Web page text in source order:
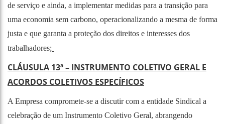
de serviço e ainda, a implementar medidas para a transição para
uma economia sem carbono, operacionalizando a mesma de forma
justa e que garanta a proteção dos direitos e interesses dos
trabalhadores;
CLÁUSULA 13ª – INSTRUMENTO COLETIVO GERAL E
ACORDOS COLETIVOS ESPECÍFICOS
A Empresa compromete-se a discutir com a entidade Sindical a
celebração de um Instrumento Coletivo Geral, abrangendo